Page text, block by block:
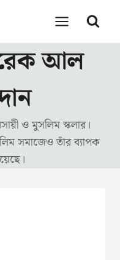
আল
ও মুসলিম স্কলার।
সমাজেও তাঁর ব্যাপক